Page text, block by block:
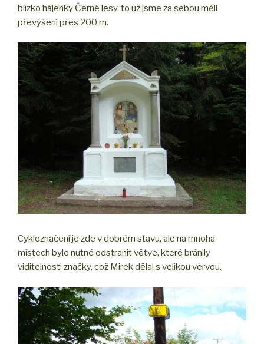
blízko hájenky Černé lesy, to už jsme za sebou měli
převýšení přes 200 m.
Cykloznačení je zde v dobrém stavu, ale na mnoha
místech bylo nutné odstranit větve, které bránily
viditelnosti značky, což Mirek dělal s velikou vervou.